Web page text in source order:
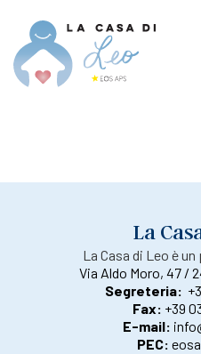
La
La Casa di Leo è
Via Aldo Moro, 47 /
Segreteria:
Fax: +39
E-mail:
PEC: